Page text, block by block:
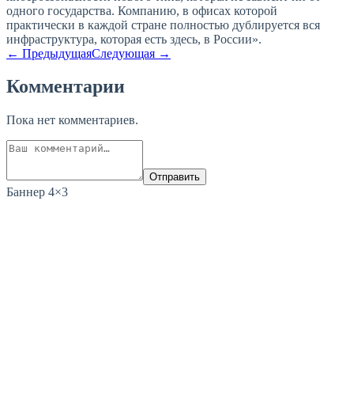
одного государства. Компанию, в офисах которой
практически в каждой стране полностью дублируется вся
инфраструктура, которая есть здесь, в России».
← ПредыдущаяСледующая →
Комментарии
Пока нет комментариев.
Отправить
Баннер 4×3